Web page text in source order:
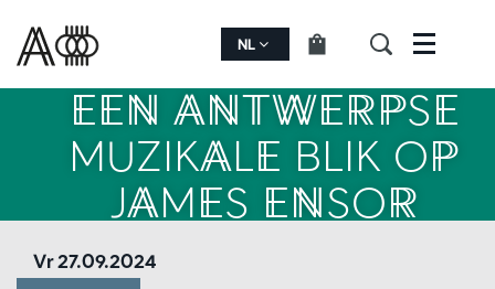
NL Menu
EEN ANTWERPSE
MUZIKALE BLIK OP
JAMES ENSOR
Vr 27.09.2024